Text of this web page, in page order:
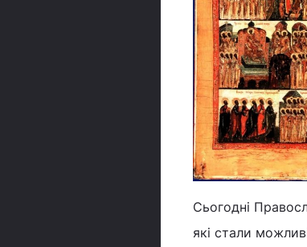
Сьогодні
які стали